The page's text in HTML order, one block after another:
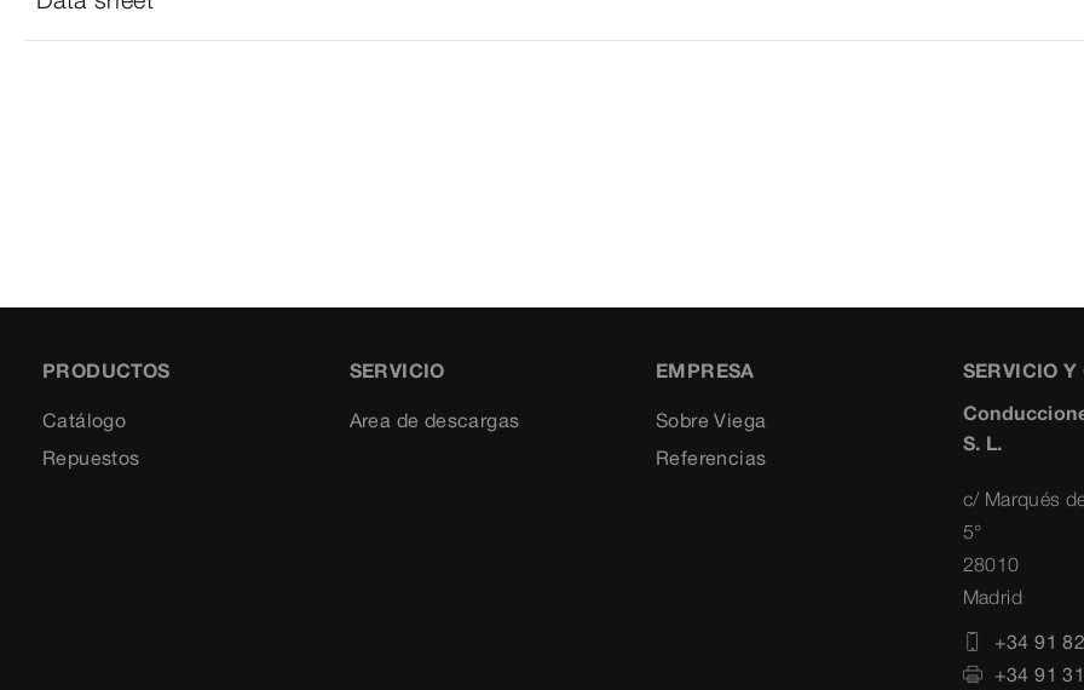
PRODUCTOS
Catálogo
Repuestos
SERVICIO
Area de descargas
EMPRESA
Sobre Viega
Referencias
SERVICIO Y
S. L.
c/ Marqués
5°
28010
Madrid
+34 91
+34 91